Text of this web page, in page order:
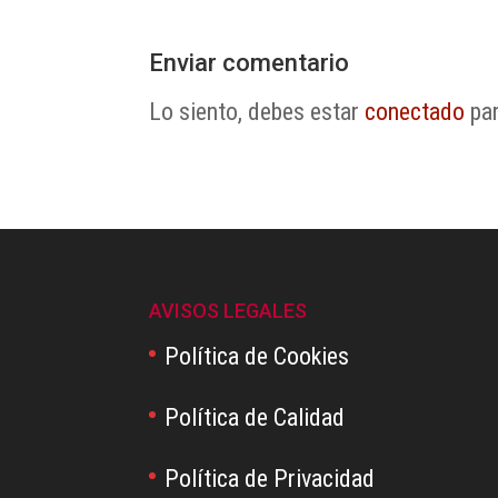
Enviar comentario
Lo siento, debes estar conectado
AVISOS LEGALES
Política de Cookies
Política de Calidad
Política de Privacidad